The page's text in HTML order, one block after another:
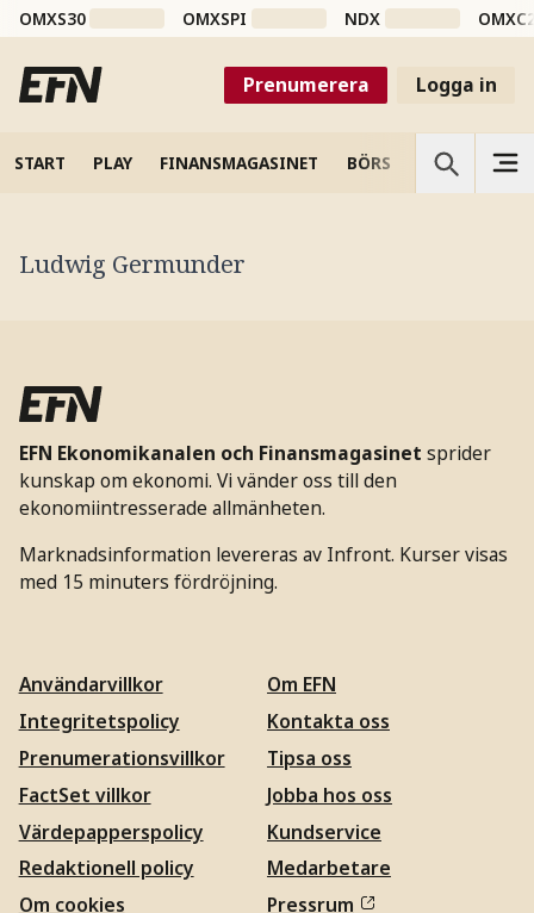
OMXS30 OMXSPI NDX
Prenumerera Logga in
START PLAY FINANSMAGASINET BÖRS VETENSKAP
Ludwig Germunder
EFN Ekonomikanalen och Finansmagasinet sprider
kunskap om ekonomi. Vi vänder oss till den
ekonomiintresserade allmänheten.
Marknadsinformation levereras av Infront. Kurser visas
med 15 minuters fördröjning.
Användarvillkor
Integritetspolicy
Prenumerationsvillkor
FactSet villkor
Värdepapperspolicy
Redaktionell policy
Om cookies
Om EFN
Kontakta oss
Tipsa oss
Jobba hos oss
Kundservice
Medarbetare
Pressrum